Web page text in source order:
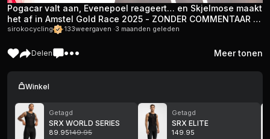
Pogacar valt aan, Evenepoel reageert… en Skjelmose maakt
het af in Amstel Gold Race 2025 - ZONDER COMMENTAAR -
Omgevingsgeluid
sirokocycling ·133weergaven ·3 maanden geleden
Delen Meer tonen
Winkel
Getagd
SRX WORLD SERIES
89.95149.95
Getagd
SRX ELITE
149.95